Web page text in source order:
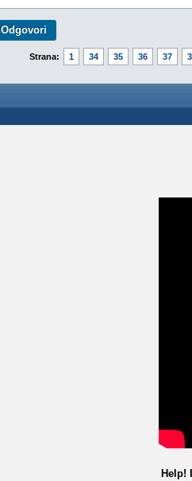
Odgovori
Strana: 1 34 35 36 37
Help!